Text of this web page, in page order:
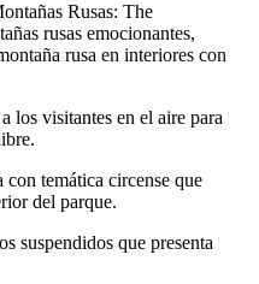
Rusas: The
rusas emocionantes,
rusa en interiores con
los visitantes en el aire para
con temática circense que
del parque.
suspendidos que presenta